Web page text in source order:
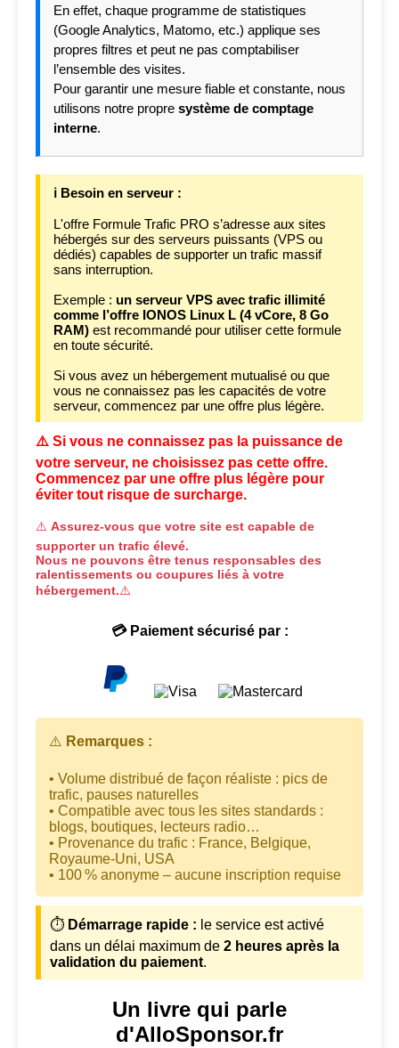
En effet, chaque programme de statistiques
(Google Analytics, Matomo, etc.) applique ses
propres filtres et peut ne pas comptabiliser
l’ensemble des visites.
Pour garantir une mesure fiable et constante, nous
utilisons notre propre système de comptage
interne.
ℹ️ Besoin en serveur :
L'offre Formule Trafic PRO s’adresse aux sites
hébergés sur des serveurs puissants (VPS ou
dédiés) capables de supporter un trafic massif
sans interruption.
Exemple : un serveur VPS avec trafic illimité
comme l’offre IONOS Linux L (4 vCore, 8 Go
RAM) est recommandé pour utiliser cette formule
en toute sécurité.
Si vous avez un hébergement mutualisé ou que
vous ne connaissez pas les capacités de votre
serveur, commencez par une offre plus légère.
⚠️ Si vous ne connaissez pas la puissance de
votre serveur, ne choisissez pas cette offre.
Commencez par une offre plus légère pour
éviter tout risque de surcharge.
⚠️ Assurez-vous que votre site est capable de
supporter un trafic élevé.
Nous ne pouvons être tenus responsables des
ralentissements ou coupures liés à votre
hébergement.⚠️
💳 Paiement sécurisé par :
⚠️ Remarques :
• Volume distribué de façon réaliste : pics de
trafic, pauses naturelles
• Compatible avec tous les sites standards :
blogs, boutiques, lecteurs radio…
• Provenance du trafic : France, Belgique,
Royaume-Uni, USA
• 100 % anonyme – aucune inscription requise
⏱️ Démarrage rapide : le service est activé
dans un délai maximum de 2 heures après la
validation du paiement.
Un livre qui parle
d'AlloSponsor.fr